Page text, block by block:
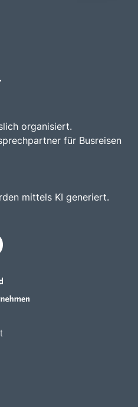
organisiert.
für Busreisen
mittels KI generiert.